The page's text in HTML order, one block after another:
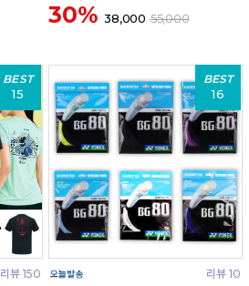
30% 38,000 55,000
BEST
15
리뷰 150
BEST
16
리뷰 10